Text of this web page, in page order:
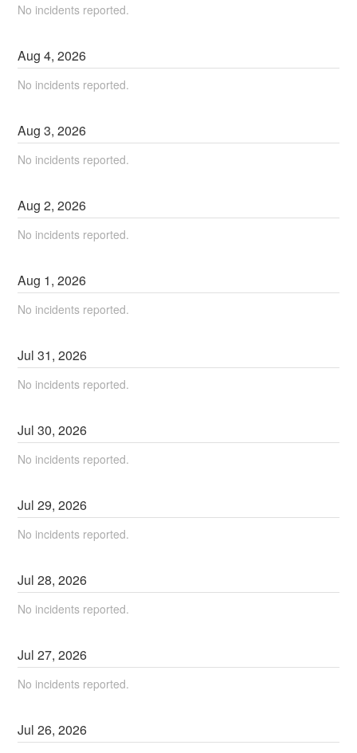
No incidents reported.
Aug4,2026
No incidents reported.
Aug3,2026
No incidents reported.
Aug2,2026
No incidents reported.
Aug 1,2026
No incidents reported.
Jul31,2026
No incidents reported.
Jul30,2026
No incidents reported.
Jul29,2026
No incidents reported.
Jul28,2026
No incidents reported.
Jul27,2026
No incidents reported.
Jul26,2026